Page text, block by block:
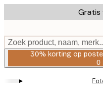
to
content.
Gratis
Zoek product, naam,
30% korting op
0
▸